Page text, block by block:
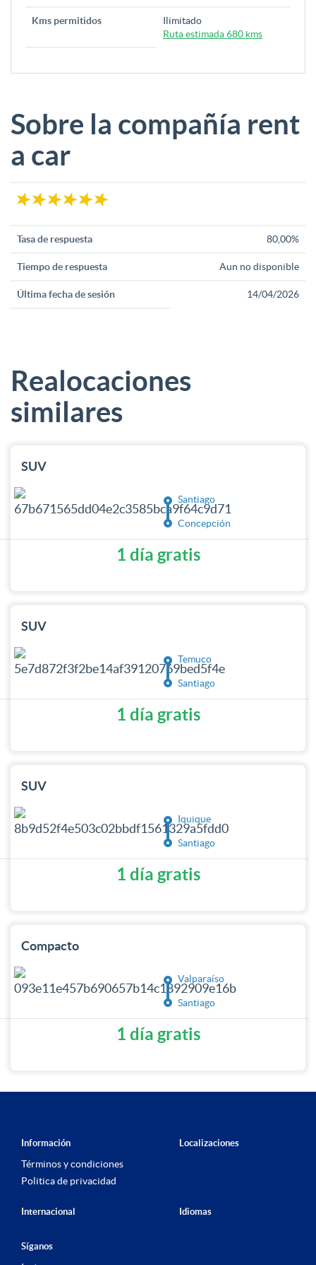
Kms permitidos
Ilimitado
Ruta estimada 680 kms
Sobre la compañía rent
a car
Tasa de respuesta 80,00%
Tiempo de respuesta Aun no disponible
Última fecha de sesión 14/04/2026
Realocaciones
similares
SUV
Santiago
Concepción
1 día gratis
SUV
Temuco
Santiago
1 día gratis
SUV
Iquique
Santiago
1 día gratis
Compacto
Valparaíso
Santiago
1 día gratis
Información
Términos y condiciones
Politica de privacidad
Localizaciones
Internacional Idiomas
Síganos